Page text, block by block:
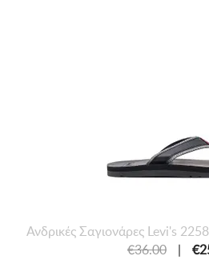
Ανδρικές Σαγιονάρες Levi's
€36.00
|